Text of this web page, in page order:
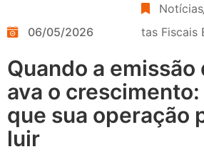
06/05/2026
Notícias‚
tas Fiscais
Quando a
ava o
que sua operação
luir